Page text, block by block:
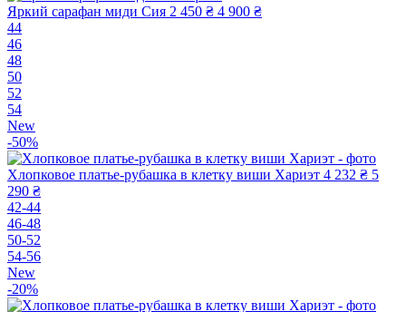
Яркий сарафан миди Сия 2 450 ₴ 4 900 ₴
44
46
48
50
52
54
New
-50%
Хлопковое платье-рубашка в клетку виши Хариэт 4 232 ₴ 5
290 ₴
42-44
46-48
50-52
54-56
New
-20%